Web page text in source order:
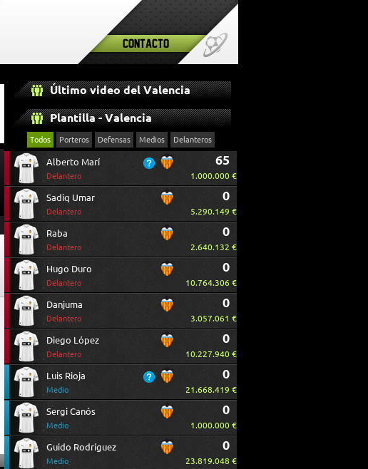
Contacto
Último video del Valencia
Plantilla - Valencia
Todos Porteros Defensas Medios Delanteros
Alberto Marí
Delantero
65
1.000.000 €
Sadiq Umar
Delantero
0
5.290.149 €
Raba
Delantero
0
2.640.132 €
Hugo Duro
Delantero
0
10.764.306 €
Danjuma
Delantero
0
3.057.061 €
Diego López
Delantero
0
10.227.940 €
Luis Rioja
Medio
0
21.668.419 €
Sergi Canós
Medio
0
1.000.000 €
Guido Rodríguez
Medio
0
23.819.048 €